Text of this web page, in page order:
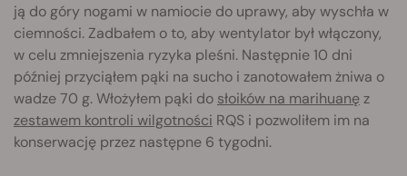
ją do góry nogami w namiocie do uprawy, aby wyschła w
ciemności. Zadbałem o to, aby wentylator był włączony,
w celu zmniejszenia ryzyka pleśni. Następnie 10 dni
później przyciąłem pąki na sucho i zanotowałem żniwa o
wadze 70 g. Włożyłem pąki do słoików na marihuanęz
zestawem kontroli wilgotności RQS i pozwoliłem im na
konserwację przez następne 6 tygodni.